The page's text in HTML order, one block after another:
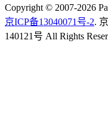
Copyright © 2007-2026
京ICP备13040071号-2.
140121号 All Rights